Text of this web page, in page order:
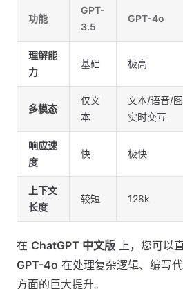
功能
GPT-
3.5
GPT-4o
理解能
力
基础 极高
多模态
仅文
本
文本/语音/
实时交互
响应速
度
快 极快
上下文
长度
较短 128k
在 ChatGPT 中文版 上，您可以
GPT-4o 在处理复杂逻辑、编写
方面的巨大提升。